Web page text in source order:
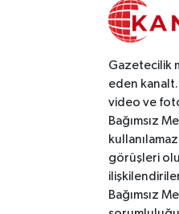
Gazetecilik
eden
video ve
Bağımsız
görüşleri
Bağımsız